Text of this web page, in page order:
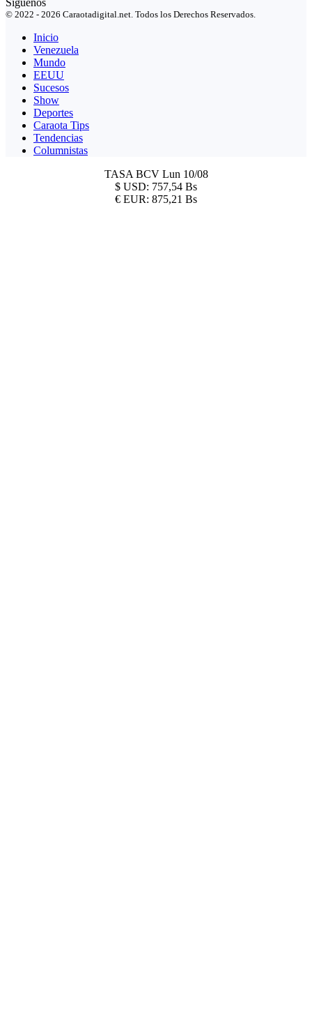
© 2022 - 2026 Caraotadigital.net. Todos los Derechos Reservados.
Inicio
Venezuela
Mundo
EEUU
Sucesos
Show
Deportes
Caraota Tips
Tendencias
Columnistas
TASA BCV Lun 10/08
$ USD: 757,54 Bs
€ EUR: 875,21 Bs